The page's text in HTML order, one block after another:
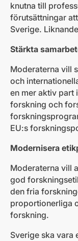
knutna till
förutsättningar
Sverige.
Stärkta
Moderaterna vill
och
en mer aktiv part
forskning och
EU:s
Modernisera
Moderaterna vill
god
den fria
proportionerliga
forskning.
Sverige ska vara